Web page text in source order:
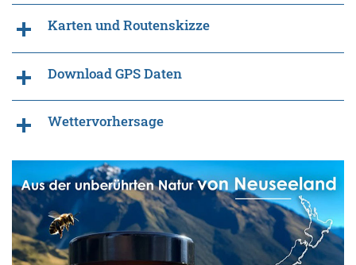
Karten und Routenskizze
Download GPS Daten
Wettervorhersage